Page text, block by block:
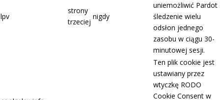
lpv
strony
trzeciej
nigdy
uniemożliwić Pardot
śledzenie wielu
odsłon jednego
zasobu w ciągu 30-
minutowej sesji.
Ten plik cookie jest
ustawiany przez
wtyczkę RODO
Cookie Consent w